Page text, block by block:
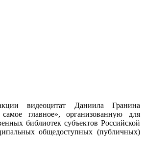
видеоцитат Даниила Гранина
главное», организованную для
библиотек субъектов Российской
общедоступных (публичных)